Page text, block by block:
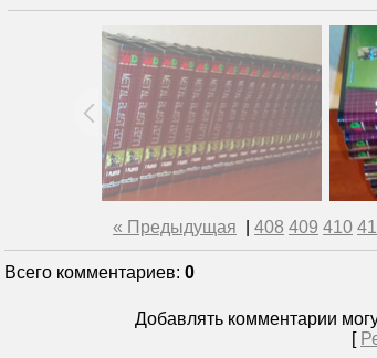
« Предыдущая 408 409 410
Всего комментариев: 0
Добавлять комментарии
[